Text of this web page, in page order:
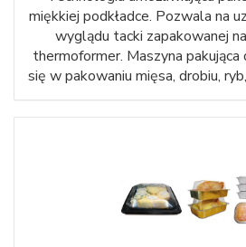
miękkiej podkładce. Pozwala na
wyglądu tacki zapakowanej
thermoformer. Maszyna
się w pakowaniu mięsa, drobiu,